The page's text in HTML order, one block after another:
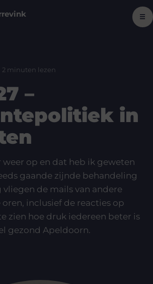
☰
2 minuten lezen
–
in
weer op en dat heb ik geweten
gaande zijnde behandeling
de mails van andere
inclusief de reacties op
zien hoe druk iedereen beter is
gezond Apeldoorn.